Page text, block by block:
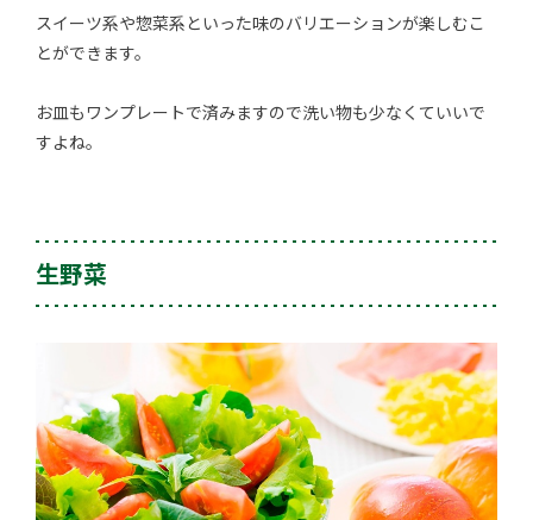
スイーツ系や惣菜系といった味のバリエーションが楽しむこ
とができます。
お皿もワンプレートで済みますので洗い物も少なくていいで
すよね。
生野菜